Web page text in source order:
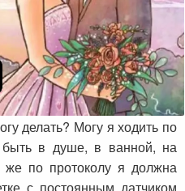
делать? Могу я ходить по
быть в душе, в ванной, на
по протоколу я должна